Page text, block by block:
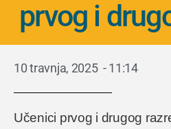
prvog i
10 travnja, 2025 -11:14
Učenici prvog i drugog